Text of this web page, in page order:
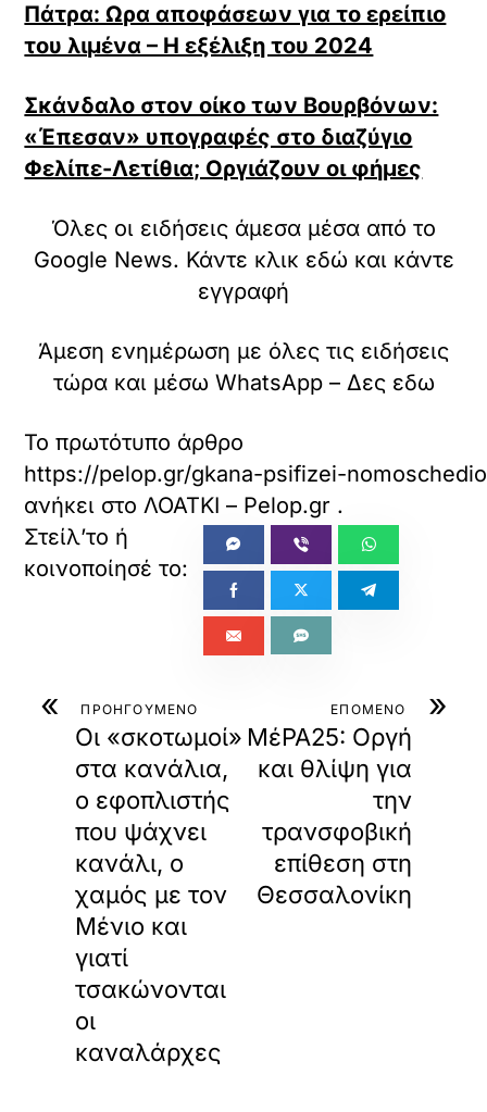
Πάτρα: Ωρα αποφάσεων για το ερείπιο
του λιμένα – Η εξέλιξη του 2024
Σκάνδαλο στον οίκο των Βουρβόνων:
«Έπεσαν» υπογραφές στο διαζύγιο
Φελίπε-Λετίθια; Οργιάζουν οι φήμες
Όλες οι ειδήσεις άμεσα μέσα από το
Google News. Κάντε κλικ εδώ και κάντε
εγγραφή
Άμεση ενημέρωση με όλες τις ειδήσεις
τώρα και μέσω WhatsApp – Δες εδω
Το πρωτότυπο άρθρο
https://pelop.gr/gkana-psifizei-
ανήκει στοΛΟΑΤΚΙ – Pelop.gr .
« ΠΡΟΗΓΟΥΜΕΝΟ
Οι «σκοτωμοί»
στα κανάλια,
ο εφοπλιστής
που ψάχνει
κανάλι, ο
χαμός με τον
Μένιο και
γιατί
τσακώνονται
οι
καναλάρχες
»
ΕΠΟΜΕΝΟ
ΜέΡΑ25: Οργή
και θλίψη για
την
τρανσφοβική
επίθεση στη
Θεσσαλονίκη